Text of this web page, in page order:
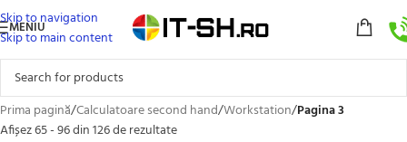
Skip to navigation
Skip to main content
MENIU
Prima pagină/Calculatoare second hand/Workstation/Pagina 3
Afișez 65 - 96 din 126 de rezultate